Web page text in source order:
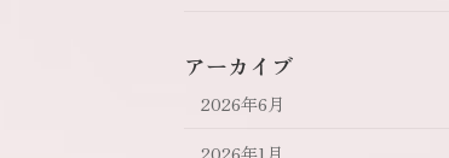
アーカイブ
2026年6月
2026年1月